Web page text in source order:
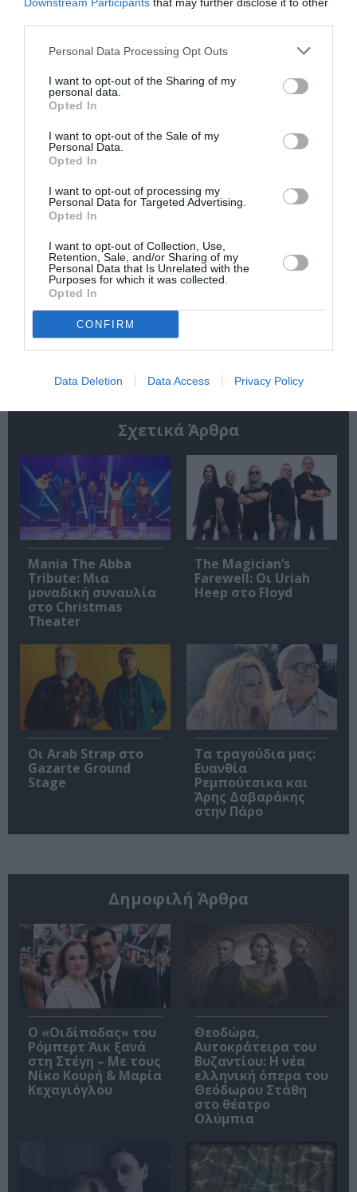
Personal Data Processing Opt Outs
I want to opt-out of the Sharing of my
personal data.
Opted In
I want to opt-out of the Sale of my
Personal Data.
Opted In
I want to opt-out of processing my
Personal Data for Targeted Advertising.
Opted In
I want to opt-out of Collection, Use,
Retention, Sale, and/or Sharing of my
Personal Data that Is Unrelated with the
Purposes for which it was collected.
Opted In
CONFIRM
Data Deletion Data Access Privacy Policy
Νέοι Διαγωνισμοί❯
JAZZ - BLUES - ETHNIC
ΕΝΤΕΧΝΟ - ΛΑΪΚΟ - ΠΑΡΑΔΟΣΙΑΚΗ
ΝΕΦΕΛΗ ΦΑΣΟΥΛΗ
ΣΥΝΑΥΛΙΕΣ 2021
Newsletter
Κάθε βδομάδα στο e-mail σας τα τελευταία νέα για
Ακολουθήστε το Culturenow.gr
Σχετικά Άρθρα
Mania The Abba
Tribute: Μια
μοναδική συναυλία
στο Christmas
Theater
The Magician’s
Farewell: Οι Uriah
Heep στο Floyd
Οι Arab Strap στο
Gazarte Ground
Stage
Τα τραγούδια μας:
Ευανθία
Ρεμπούτσικα και
Άρης Δαβαράκης
στην Πάρο
Δημοφιλή Άρθρα
O «Οιδίποδας» του
Ρόμπερτ Άικ ξανά
στη Στέγη – Με τους
Νίκο Κουρή & Μαρία
Κεχαγιόγλου
Θεοδώρα,
Αυτοκράτειρα του
Βυζαντίου: Η νέα
ελληνική όπερα του
Θεόδωρου Στάθη
στο θέατρο
Ολύμπια